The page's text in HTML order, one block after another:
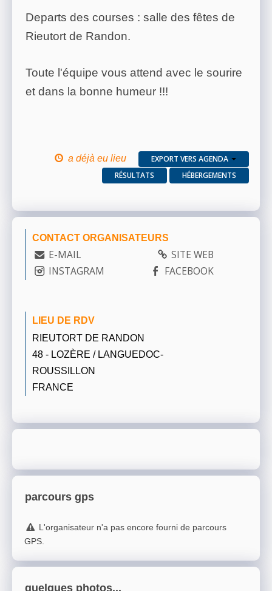
Departs des courses : salle des fêtes de
Rieutort de Randon.
Toute l'équipe vous attend avec le sourire
et dans la bonne humeur !!!
a déjà eu lieu
EXPORT VERS AGENDA
RÉSULTATS
HÉBERGEMENTS
CONTACT ORGANISATEURS
E-MAIL
SITE WEB
INSTAGRAM
FACEBOOK
LIEU DE RDV
RIEUTORT DE RANDON
48 - LOZÈRE / LANGUEDOC-
ROUSSILLON
FRANCE
parcours gps
L'organisateur n'a pas encore fourni de parcours
GPS.
quelques photos...